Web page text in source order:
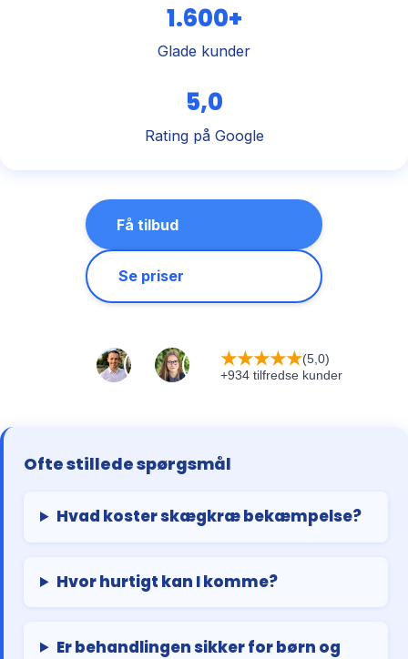
1.600+
Glade kunder
5,0
Rating på Google
Få tilbud
Se priser
★★★★★(5,0)
+934 tilfredse kunder
Ofte stillede spørgsmål
Hvad koster skægkræ bekæmpelse?
Hvor hurtigt kan I komme?
Er behandlingen sikker for børn og